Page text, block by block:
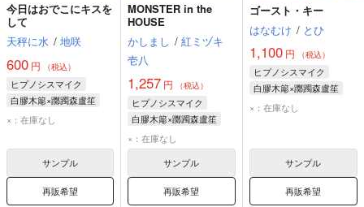
今日はおでこにキスを
して
天秤に水 / 地咲
600 円 （税込）
ヒプノシスマイク
白膠木簓×躑躅森盧笙
白膠木簓
×：在庫なし
サンプル
再販希望
MONSTER in the
HOUSE
かしまし / 紅ミヅキ
壱八
1,257 円 （税込）
ヒプノシスマイク
白膠木簓×躑躅森盧笙
白膠木簓
×：在庫なし
サンプル
再販希望
ゴースト・キー
はなむけ / とひ
1,100円 （税込）
ヒプノシスマイク
白膠木簓×躑躅森盧笙
白膠木簓
×：在庫なし
サンプル
再販希望